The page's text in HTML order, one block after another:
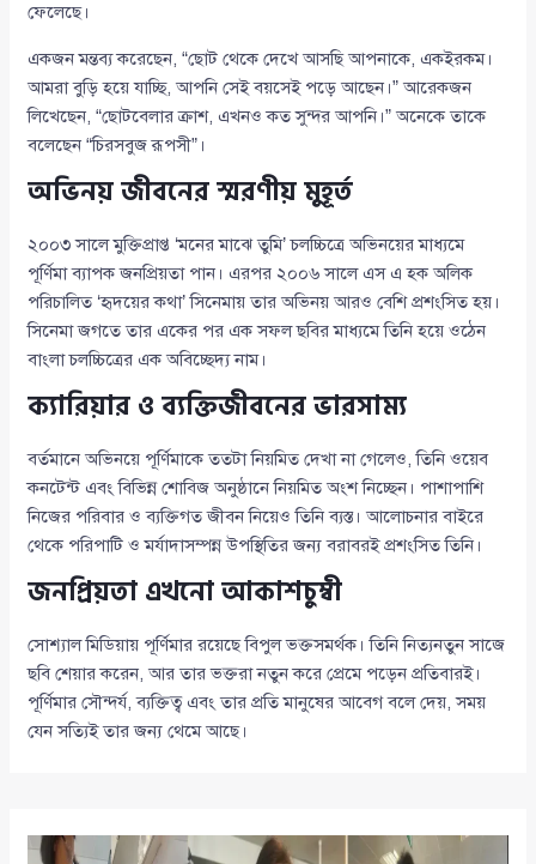
ফেলেছে।
একজন মন্তব্য করেছেন, “ছোট থেকে দেখে আসছি আপনাকে, একইরকম।
আমরা বুড়ি হয়ে যাচ্ছি, আপনি সেই বয়সেই পড়ে আছেন।” আরেকজন
লিখেছেন, “ছোটবেলার ক্রাশ, এখনও কত সুন্দর আপনি।” অনেকে তাকে
বলেছেন “চিরসবুজ রূপসী”।
অভিনয় জীবনের স্মরণীয় মুহূর্ত
২০০৩ সালে মুক্তিপ্রাপ্ত ‘মনের মাঝে তুমি’ চলচ্চিত্রে অভিনয়ের মাধ্যমে
পূর্ণিমা ব্যাপক জনপ্রিয়তা পান। এরপর ২০০৬ সালে এস এ হক অলিক
পরিচালিত ‘হৃদয়ের কথা’ সিনেমায় তার অভিনয় আরও বেশি প্রশংসিত হয়।
সিনেমা জগতে তার একের পর এক সফল ছবির মাধ্যমে তিনি হয়ে ওঠেন
বাংলা চলচ্চিত্রের এক অবিচ্ছেদ্য নাম।
ক্যারিয়ার ও ব্যক্তিজীবনের ভারসাম্য
বর্তমানে অভিনয়ে পূর্ণিমাকে ততটা নিয়মিত দেখা না গেলেও, তিনি ওয়েব
কনটেন্ট এবং বিভিন্ন শোবিজ অনুষ্ঠানে নিয়মিত অংশ নিচ্ছেন। পাশাপাশি
নিজের পরিবার ও ব্যক্তিগত জীবন নিয়েও তিনি ব্যস্ত। আলোচনার বাইরে
থেকে পরিপাটি ও মর্যাদাসম্পন্ন উপস্থিতির জন্য বরাবরই প্রশংসিত তিনি।
জনপ্রিয়তা এখনো আকাশচুম্বী
সোশ্যাল মিডিয়ায় পূর্ণিমার রয়েছে বিপুল ভক্তসমর্থক। তিনি নিত্যনতুন সাজে
ছবি শেয়ার করেন, আর তার ভক্তরা নতুন করে প্রেমে পড়েন প্রতিবারই।
পূর্ণিমার সৌন্দর্য, ব্যক্তিত্ব এবং তার প্রতি মানুষের আবেগ বলে দেয়, সময়
যেন সত্যিই তার জন্য থেমে আছে।